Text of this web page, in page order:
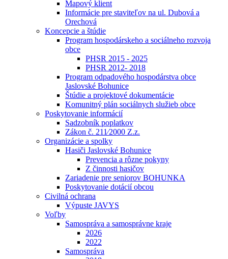
Mapový klient
Informácie pre staviteľov na ul. Dubová a
Orechová
Koncepcie a štúdie
Program hospodárskeho a sociálneho rozvoja
obce
PHSR 2015 - 2025
PHSR 2012- 2018
Program odpadového hospodárstva obce
Jaslovské Bohunice
Štúdie a projektové dokumentácie
Komunitný plán sociálnych služieb obce
Poskytovanie informácií
Sadzobník poplatkov
Zákon č. 211⁄2000 Z.z.
Organizácie a spolky
Hasiči Jaslovské Bohunice
Prevencia a rôzne pokyny
Z činnosti hasičov
Zariadenie pre seniorov BOHUNKA
Poskytovanie dotácií obcou
Civilná ochrana
Výpuste JAVYS
Voľby
Samospráva a samosprávne kraje
2026
2022
Samospráva